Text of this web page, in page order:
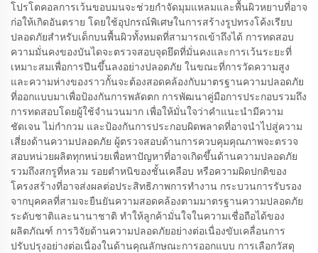
โปรโตคอลการเว้นขอบมนจะช่วยกำจัดมุมแหลมและพื้นผิวหยาบที่อาจ
ก่อให้เกิดอันตราย โดยใช้อุปกรณ์พิเศษในการสร้างรูปทรงโค้งเรียบ
ปลอดภัยสำหรับเด็กบนพื้นผิวทั้งหมดที่สามารถเข้าถึงได้ การทดสอบ
ความมั่นคงของบันไดจะตรวจสอบจุดยึดที่มั่นคงและการเว้นระยะที่
เหมาะสมเพื่อการปีนขึ้นลงอย่างปลอดภัย ในขณะที่การวัดความสูง
และความห่างของราวกั้นจะต้องสอดคล้องกับมาตรฐานความปลอดภัย
ที่ออกแบบมาเพื่อป้องกันการพลัดตก การพัฒนาคู่มือการประกอบรวมถึง
การทดสอบโดยผู้ใช้จำนวนมาก เพื่อให้มั่นใจว่าคำแนะนำมีความ
ชัดเจน ไม่กำกวม และป้องกันการประกอบผิดพลาดที่อาจนำไปสู่ความ
เสี่ยงด้านความปลอดภัย ผู้ตรวจสอบด้านการควบคุมคุณภาพจะตรวจ
สอบหน่วยผลิตทุกหน่วยเพื่อหาปัญหาที่อาจเกิดขึ้นด้านความปลอดภัย
รวมถึงสกรูที่หลวม รอยตำหนิของชั้นเคลือบ หรือความผิดปกติของ
โครงสร้างที่อาจส่งผลต่อประสิทธิภาพการทำงาน กระบวนการรับรอง
จากบุคคลที่สามจะยืนยันความสอดคล้องตามมาตรฐานความปลอดภัย
ระดับชาติและนานาชาติ ทำให้ลูกค้ามั่นใจในความเชื่อถือได้ของ
ผลิตภัณฑ์ การวิจัยด้านความปลอดภัยอย่างต่อเนื่องขับเคลื่อนการ
ปรับปรุงอย่างต่อเนื่องในด้านคุณลักษณะการออกแบบ การเลือกวัสดุ